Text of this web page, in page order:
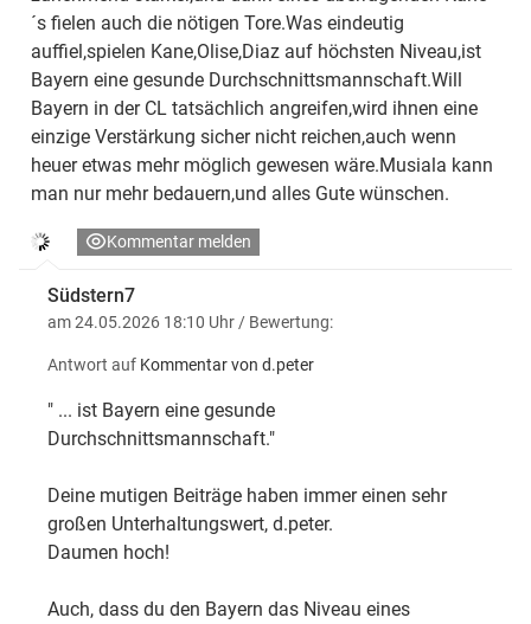
´s fielen auch die nötigen Tore.Was eindeutig
auffiel,spielen Kane,Olise,Diaz auf höchsten Niveau,ist
Bayern eine gesunde Durchschnittsmannschaft.Will
Bayern in der CL tatsächlich angreifen,wird ihnen eine
einzige Verstärkung sicher nicht reichen,auch wenn
heuer etwas mehr möglich gewesen wäre.Musiala kann
man nur mehr bedauern,und alles Gute wünschen.
Kommentar melden
Südstern7
am 24.05.2026 18:10 Uhr / Bewertung:
Antwort auf Kommentar von d.peter
" ... ist Bayern eine gesunde
Durchschnittsmannschaft."
Deine mutigen Beiträge haben immer einen sehr
großen Unterhaltungswert, d.peter.
Daumen hoch!
Auch, dass du den Bayern das Niveau eines